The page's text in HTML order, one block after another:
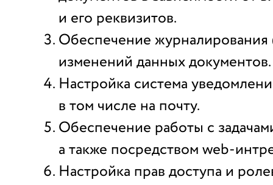
и его реквизитов.
Обеспечение журналирования
изменений данных документов.
Настройка система
в том числе на почту.
Обеспечение работы с
а также посредством web-
Настройка прав доступа и